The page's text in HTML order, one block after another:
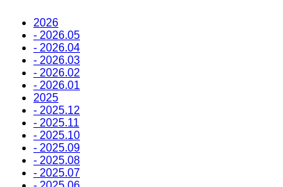
2026
- 2026.05
- 2026.04
- 2026.03
- 2026.02
- 2026.01
2025
- 2025.12
- 2025.11
- 2025.10
- 2025.09
- 2025.08
- 2025.07